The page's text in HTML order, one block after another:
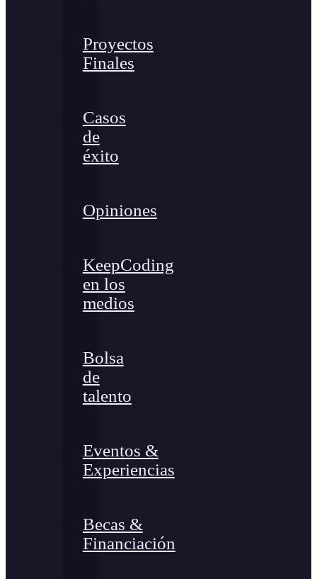
Proyectos
Finales
Casos
de
éxito
Opiniones
KeepCoding
en los
medios
Bolsa
de
talento
Eventos &
Experiencias
Becas &
Financiación